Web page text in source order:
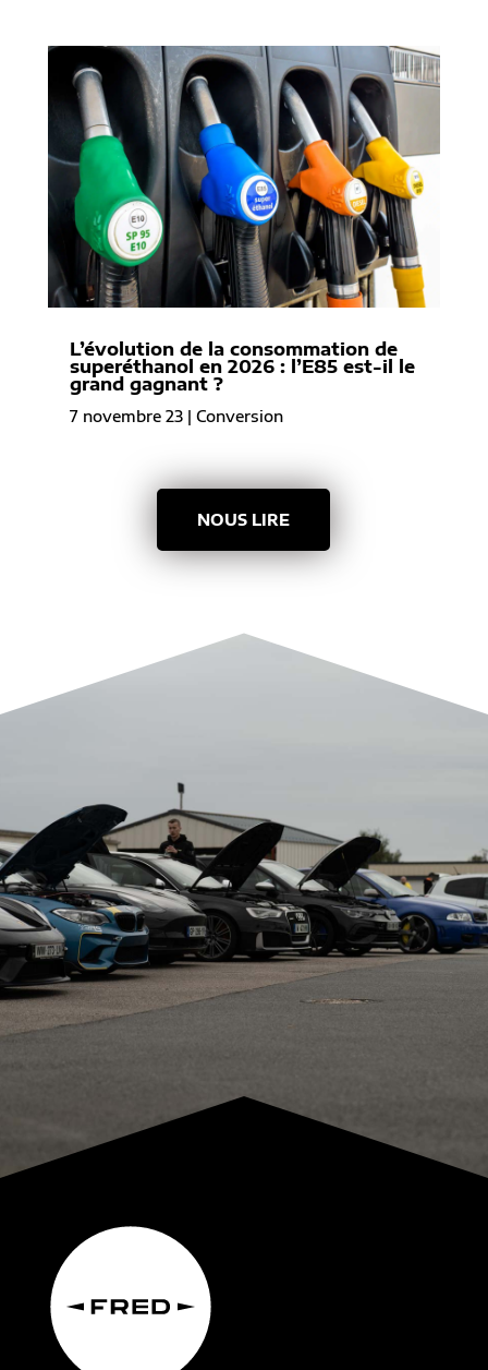
L’évolution de la consommation de
superéthanol en 2026 : l’E85 est-il le
grand gagnant ?
7 novembre 23| Conversion
NOUS LIRE